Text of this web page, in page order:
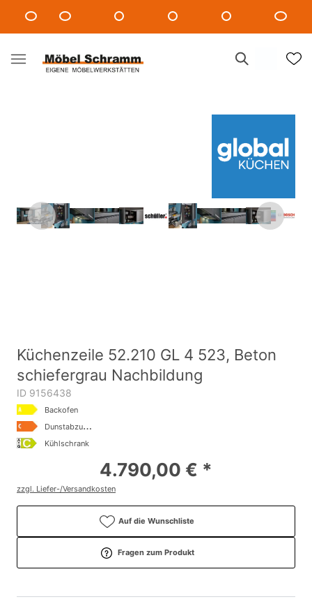
Küchenzeile 52.210 GL 4 523, Beton
schiefergrau Nachbildung
ID 9156438
Backofen
D
unstabzugshaube
Kühlschrank
4.790,00 € *
zzgl. Liefer-/Versandkosten
Auf die Wunschliste
Fragen zum Produkt